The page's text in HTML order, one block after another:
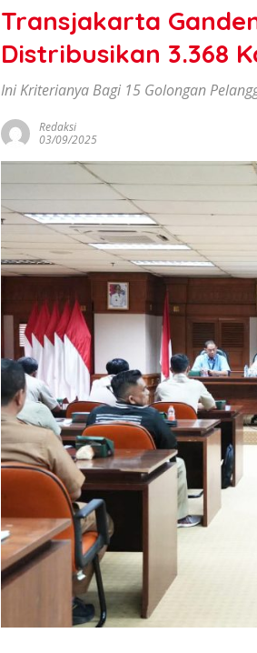
Transjakarta
Distribusikan 3.368
Ini Kriterianya Bagi 15 Golongan
Redaksi
03/09/2025